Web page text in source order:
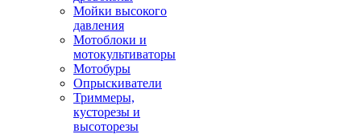
Мойки высокого
давления
Мотоблоки и
мотокультиваторы
Мотобуры
Опрыскиватели
Триммеры,
кусторезы и
высоторезы